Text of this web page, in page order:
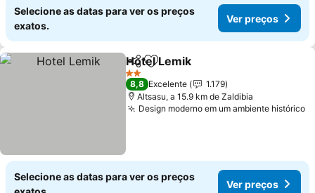
Selecione as datas para ver os preços
exatos.
Ver preços
PartilharAdicionar aos favoritos
Hotel Lemik
2 Estrelas
8,8 Excelente
1.179
Altsasu, a 15.9 km de Zaldibia
Design moderno em um ambiente histórico
Selecione as datas para ver os preços
Ver preços